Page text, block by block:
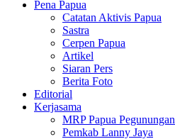
Pena Papua
Catatan Aktivis Papua
Sastra
Cerpen Papua
Artikel
Siaran Pers
Berita Foto
Editorial
Kerjasama
MRP Papua Pegunungan
Pemkab Lanny Jaya